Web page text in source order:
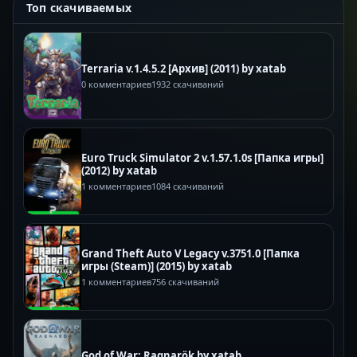
Топ скачиваемых
Terraria v.1.4.5.2 [Архив] (2011) by xatab
0 комментариев1932 скачиваний
Euro Truck Simulator 2 v.1.57.1.0s [Папка игры]
(2012) by xatab
1 комментариев1084 скачиваний
Grand Theft Auto V Legacy v.3751.0 [Папка
игры (Steam)] (2015) by xatab
1 комментариев756 скачиваний